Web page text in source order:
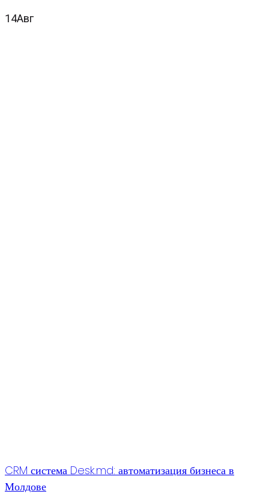
14Авг
CRM система Desk.md: автоматизация бизнеса в
Молдове